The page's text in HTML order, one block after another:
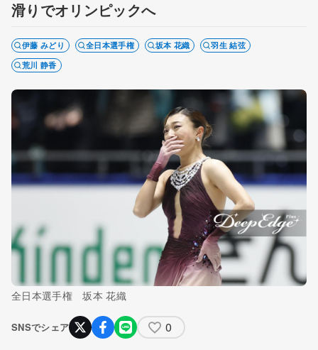
滑りでオリンピックへ
伊藤 みどり 全日本選手権 坂本 花織
羽生 結弦
荒川 静香
全日本選手権 坂本 花織
SNSでシェア 0